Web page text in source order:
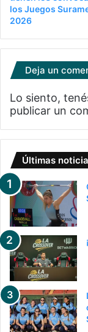
los Juegos
2026
Deja un
Lo siento,
publicar un
Últimas